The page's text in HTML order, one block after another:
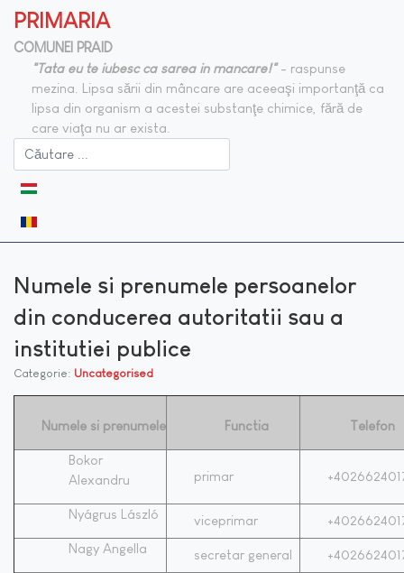
PRIMARIA
COMUNEI PRAID
"Tata eu te iubesc ca sarea in mancare!"- raspunse
mezina. Lipsa sării din mâncare are aceeaşi importanţă ca
lipsa din organism a acestei substanţe chimice, fără de
care viaţa nu ar exista.
Numele si prenumele persoanelor
din conducerea autoritatii sau a
institutiei publice
Categorie: Uncategorised
Numele si prenumele Functia Telefon
Bokor
Alexandru
primar
Nyágrus László viceprimar
Nagy Angella
secretar general